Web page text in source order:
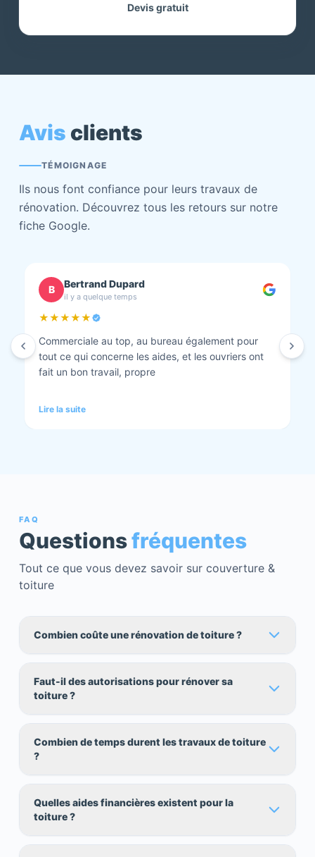
Devis gratuit
Avis clients
TÉMOIGNAGE
Ils nous font confiance pour leurs travaux de
rénovation. Découvrez tous les retours sur notre
fiche Google.
C chantal BOURBONNAIS
il y a quelque temps
★★★★★
Isolation combles et rénovation façade réalisés.
Travaux bien faits. Personnel au top minutieux et
tout est nickel quand ils ont finis. Vous pouvez y
Lire la suite
FAQ
Questionsfréquentes
Tout ce que vous devez savoir sur couverture &
toiture
Combien coûte une rénovation de toiture ?
Faut-il des autorisations pour rénover sa
toiture ?
Combien de temps durent les travaux de toiture
?
Quelles aides financières existent pour la
toiture ?